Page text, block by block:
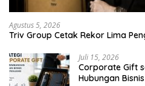
Agustus 5, 2026
Triv Group Cetak Rekor Lima
Juli 15, 2026
Corporate Gift
Hubungan